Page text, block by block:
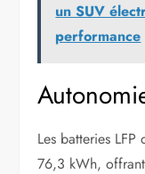
un SUV
performance
Les batteries
76,3 kWh,